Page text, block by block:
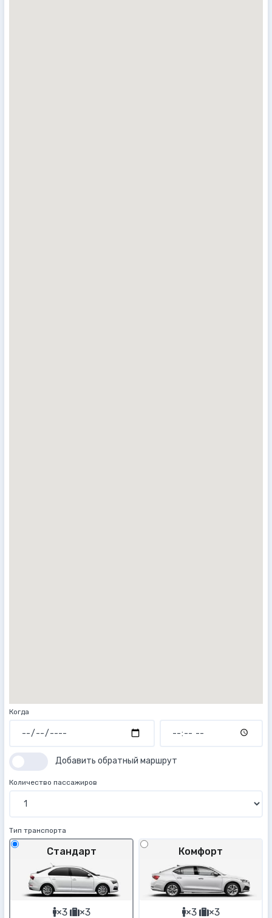
Когда
Добавить обратный маршрут
Количество пассажиров
Тип транспорта
Стандарт
×3 ×3
Комфорт
×3 ×3